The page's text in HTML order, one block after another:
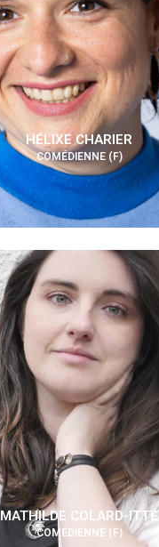
HÉLIXE CHARIER
COMÉDIENNE (F)
MATHILDE COLARD-ITTÉ
COMÉDIENNE (F)